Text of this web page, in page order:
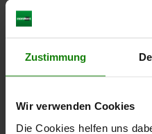
Zustimmung
Wir verwenden Cookies
Die Cookies helfen uns
POUSSOIR À RESSORT
L=28 ACIER BRUNI,
FILETAGE=M12 LONGUEUR=28